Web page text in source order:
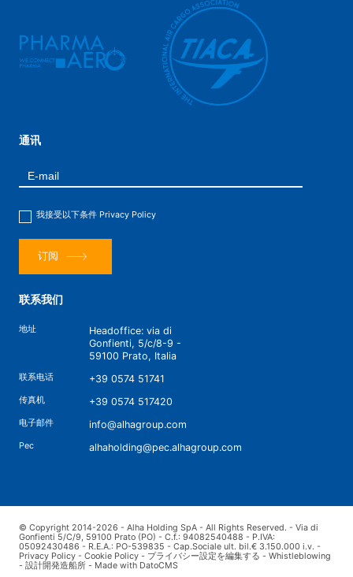
通讯
我接受以下条件 Privacy Policy
订阅
联系我们
地址
Headoffice: via di
Gonfienti, 5/c/8-9 -
59100 Prato, Italia
联系电话 +39 0574 51741
传真机 +39 0574 517420
电子邮件 info@alhagroup.com
Pec alhaholding@pec.alhagroup.com
© Copyright 2014-2026 - Alha Holding SpA - All Rights Reserved. - Via di
Gonfienti 5/C/9, 59100 Prato (PO) - C.f.: 94082540488 - P.IVA:
05092430486 - R.E.A.: PO-539835 - Cap.Sociale ult. bil.€ 3.150.000 i.v. -
Privacy Policy - Cookie Policy - プライバシー設定を編集する - Whistleblowing
- 設計開発造船所 - Made with DatoCMS